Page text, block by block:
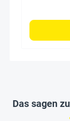
Das sagen